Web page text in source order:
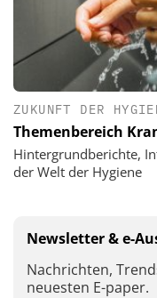
ZUKUNFT DER
Themenbereich
Hintergrundberichte,
der Welt der Hygiene
Newsletter & e-
Nachrichten,
neuesten E-paper.